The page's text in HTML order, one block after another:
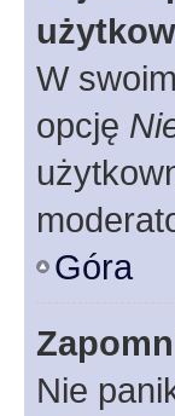
W
opcję
Góra
Nie